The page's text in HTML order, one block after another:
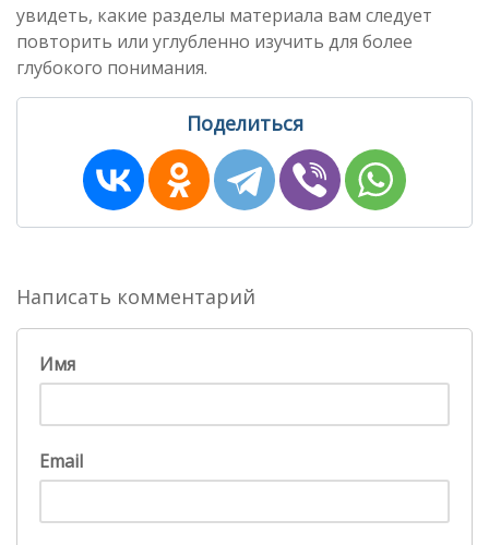
увидеть, какие разделы материала вам следует
повторить или углубленно изучить для более
глубокого понимания.
Поделиться
Написать комментарий
Имя
Email